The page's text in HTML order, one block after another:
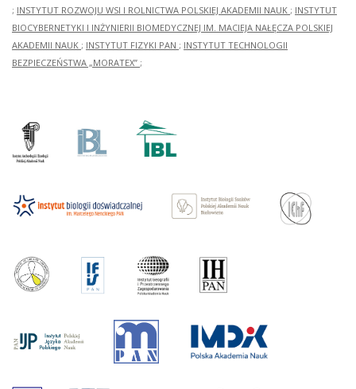
; INSTYTUT ROZWOJU WSI I ROLNICTWA POLSKIEJ AKADEMII NAUK ; INSTYTUT
BIOCYBERNETYKI I INŻYNIERII BIOMEDYCZNEJ IM. MACIEJA NAŁĘCZA POLSKIEJ
AKADEMII NAUK ; INSTYTUT FIZYKI PAN ; INSTYTUT TECHNOLOGII
BEZPIECZEŃSTWA „MORATEX” ;